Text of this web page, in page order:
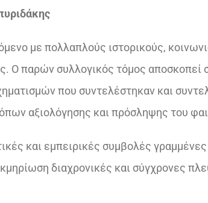
€18,02.
με πολλαπλούς ιστορικούς,
Ο παρών συλλογικός τόμος αποσκοπεί
που συντελέστηκαν και
αξιολόγησης και πρόσληψης του
και εμπειρικές συμβολές
διαχρονικές και σύγχρονες